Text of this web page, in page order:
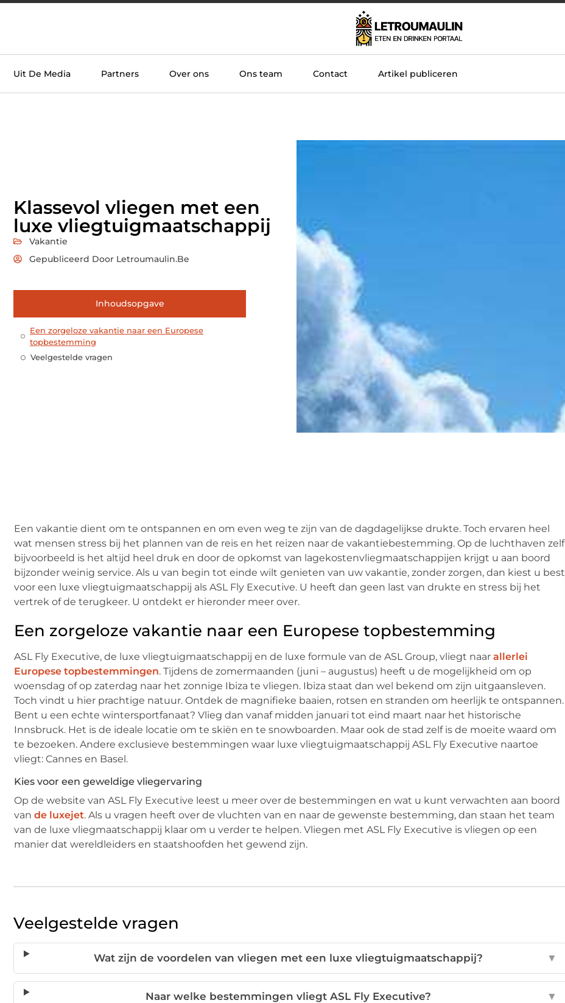
Uit De Media Partners Over ons Ons team Contact Artikel publiceren
Klassevol vliegen met een
luxe vliegtuigmaatschappij
Vakantie
Gepubliceerd Door Letroumaulin.be
Inhoudsopgave
Een zorgeloze vakantie naar een Europese
topbestemming
Veelgestelde vragen
Een vakantie dient om te ontspannen en om even weg te zijn van de dagdagelijkse drukte. Toch ervaren heel
wat mensen stress bij het plannen van de reis en het reizen naar de vakantiebestemming. Op de luchthaven zelf
bijvoorbeeld is het altijd heel druk en door de opkomst van lagekostenvliegmaatschappijen krijgt u aan boord
bijzonder weinig service. Als u van begin tot einde wilt genieten van uw vakantie, zonder zorgen, dan kiest u best
voor een luxe vliegtuigmaatschappij als ASL Fly Executive. U heeft dan geen last van drukte en stress bij het
vertrek of de terugkeer. U ontdekt er hieronder meer over.
Een zorgeloze vakantie naar een Europese topbestemming
ASL Fly Executive, de luxe vliegtuigmaatschappij en de luxe formule van de ASL Group, vliegt naar allerlei
Europese topbestemmingen. Tijdens de zomermaanden (juni – augustus) heeft u de mogelijkheid om op
woensdag of op zaterdag naar het zonnige Ibiza te vliegen. Ibiza staat dan wel bekend om zijn uitgaansleven.
Toch vindt u hier prachtige natuur. Ontdek de magnifieke baaien, rotsen en stranden om heerlijk te ontspannen.
Bent u een echte wintersportfanaat? Vlieg dan vanaf midden januari tot eind maart naar het historische
Innsbruck. Het is de ideale locatie om te skiën en te snowboarden. Maar ook de stad zelf is de moeite waard om
te bezoeken. Andere exclusieve bestemmingen waar luxe vliegtuigmaatschappij ASL Fly Executive naartoe
vliegt: Cannes en Basel.
Kies voor een geweldige vliegervaring
Op de website van ASL Fly Executive leest u meer over de bestemmingen en wat u kunt verwachten aan boord
van de luxejet. Als u vragen heeft over de vluchten van en naar de gewenste bestemming, dan staan het team
van de luxe vliegmaatschappij klaar om u verder te helpen. Vliegen met ASL Fly Executive is vliegen op een
manier dat wereldleiders en staatshoofden het gewend zijn.
Veelgestelde vragen
Wat zijn de voordelen van vliegen met een luxe vliegtuigmaatschappij? ▼
Naar welke bestemmingen vliegt ASL Fly Executive? ▼